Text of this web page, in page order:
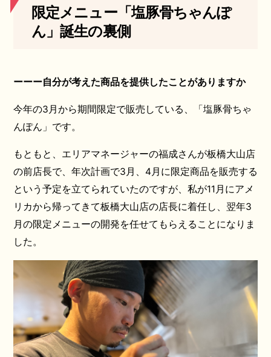
限定メニュー「塩豚骨ちゃんぽ
ん」誕生の裏側
ーーー自分が考えた商品を提供したことがありますか
今年の3月から期間限定で販売している、「塩豚骨ちゃ
んぽん」です。
もともと、エリアマネージャーの福成さんが板橋大山店
の前店長で、年次計画で3月、4月に限定商品を販売する
という予定を立てられていたのですが、私が11月にアメ
リカから帰ってきて板橋大山店の店長に着任し、翌年3
月の限定メニューの開発を任せてもらえることになりま
した。